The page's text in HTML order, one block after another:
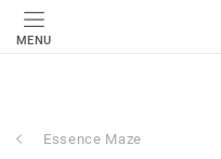
MENU
Essence Maze